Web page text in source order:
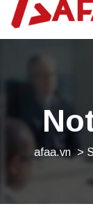
afaa.vn >